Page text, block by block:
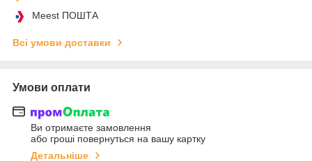
Meest ПОШТА
Всі умови доставки
Умови оплати
Ви отримаєте замовлення
або гроші повернуться на вашу картку
Детальніше